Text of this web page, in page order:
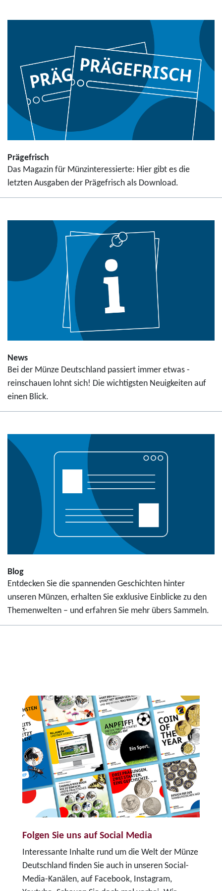
Prägefrisch
Das Magazin für Münzinteressierte: Hier gibt es die
letzten Ausgaben der Prägefrisch als Download.
News
Bei der Münze Deutschland passiert immer etwas -
reinschauen lohnt sich! Die wichtigsten Neuigkeiten auf
einen Blick.
Blog
Entdecken Sie die spannenden Geschichten hinter
unseren Münzen, erhalten Sie exklusive Einblicke zu den
Themenwelten – und erfahren Sie mehr übers Sammeln.
Folgen Sie uns auf Social Media
Interessante Inhalte rund um die Welt der Münze
Deutschland finden Sie auch in unseren Social-
Media-Kanälen, auf Facebook, Instagram,